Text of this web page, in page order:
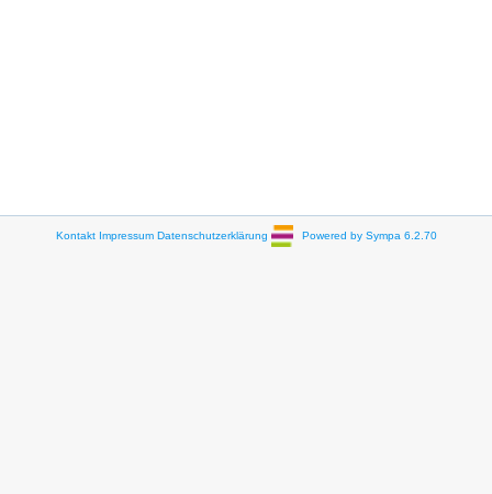
Kontakt Impressum Datenschutzerklärung Powered by Sympa 6.2.70